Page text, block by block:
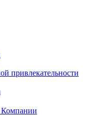
привлекательности
Компании